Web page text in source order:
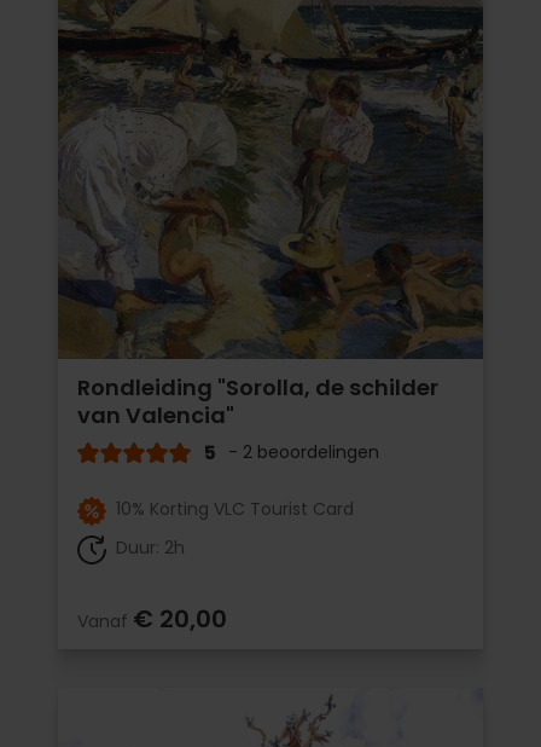
Rondleiding "Sorolla, de schilder
van Valencia"
5 - 2 beoordelingen
10% Korting VLC Tourist Card
Duur: 2h
Vanaf € 20,00